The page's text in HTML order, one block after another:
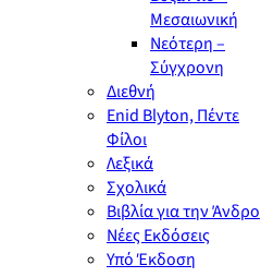
Μεσαιωνική
Νεότερη –
Σύγχρονη
Διεθνή
Enid Blyton, Πέντε
Φίλοι
Λεξικά
Σχολικά
Βιβλία για την Άνδρο
Νέες Εκδόσεις
Υπό Έκδοση